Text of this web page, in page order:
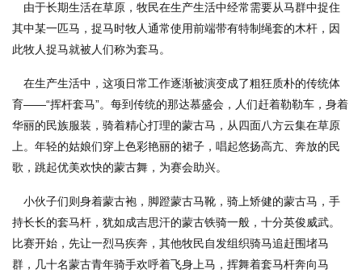
由于长期生活在草原，牧民在生产生活中经常需要从马群中捉住
其中某一匹马，捉马时牧人通常使用前端带有特制绳套的木杆，因
此牧人捉马就被人们称为套马。
在生产生活中，这项日常工作逐渐被演变成了粗狂质朴的传统体
育——“挥杆套马”。每到传统的那达慕盛会，人们赶着勒勒车，身着
华丽的民族服装，骑着精心打理的蒙古马，从四面八方云集在草原
上。年轻的姑娘们穿上色彩艳丽的裙子，唱起悠扬高亢、奔放的民
歌，跳起优美欢快的蒙古舞，为赛会助兴。
小伙子们则身着蒙古袍，脚蹬蒙古马靴，骑上矫健的蒙古马，手
持长长的套马杆，犹如成吉思汗的蒙古铁骑一般，十分英俊威武。
比赛开始，先让一烈马疾奔，其他牧民自发组织骑马追赶围堵马
群，几十名蒙古青年骑手欢呼着飞身上马，挥舞着套马杆奔向马